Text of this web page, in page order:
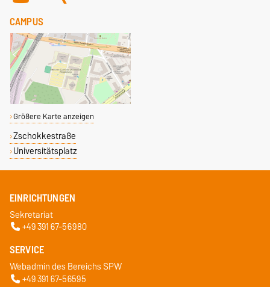
CAMPUS
Größere Karte anzeigen
Zschokkestraße
Universitätsplatz
EINRICHTUNGEN
Sekretariat
+49 391 67-56980
SERVICE
Webadmin des Bereichs SPW
+49 391 67-56595